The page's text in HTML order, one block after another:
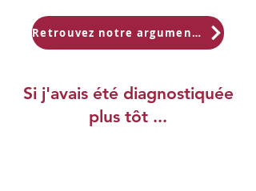
Retrouvez notre argumentaire
Si j'avais été diagnostiquée
plus tôt ...